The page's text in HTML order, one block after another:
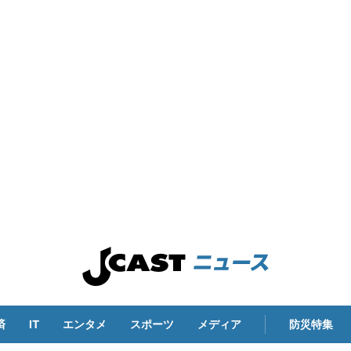
IT エンタメ スポーツ メディア 防災特集